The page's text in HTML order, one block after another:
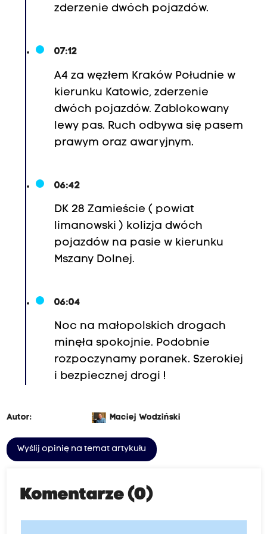
zderzenie dwóch pojazdów.
07:12
A4 za węzłem Kraków Południe w
kierunku Katowic, zderzenie
dwóch pojazdów. Zablokowany
lewy pas. Ruch odbywa się pasem
prawym oraz awaryjnym.
06:42
DK 28 Zamieście ( powiat
limanowski ) kolizja dwóch
pojazdów na pasie w kierunku
Mszany Dolnej.
06:04
Noc na małopolskich drogach
minęła spokojnie. Podobnie
rozpoczynamy poranek. Szerokiej
i bezpiecznej drogi !
Autor: Maciej Wodziński
Wyślij opinię na temat artykułu
Komentarze (0)